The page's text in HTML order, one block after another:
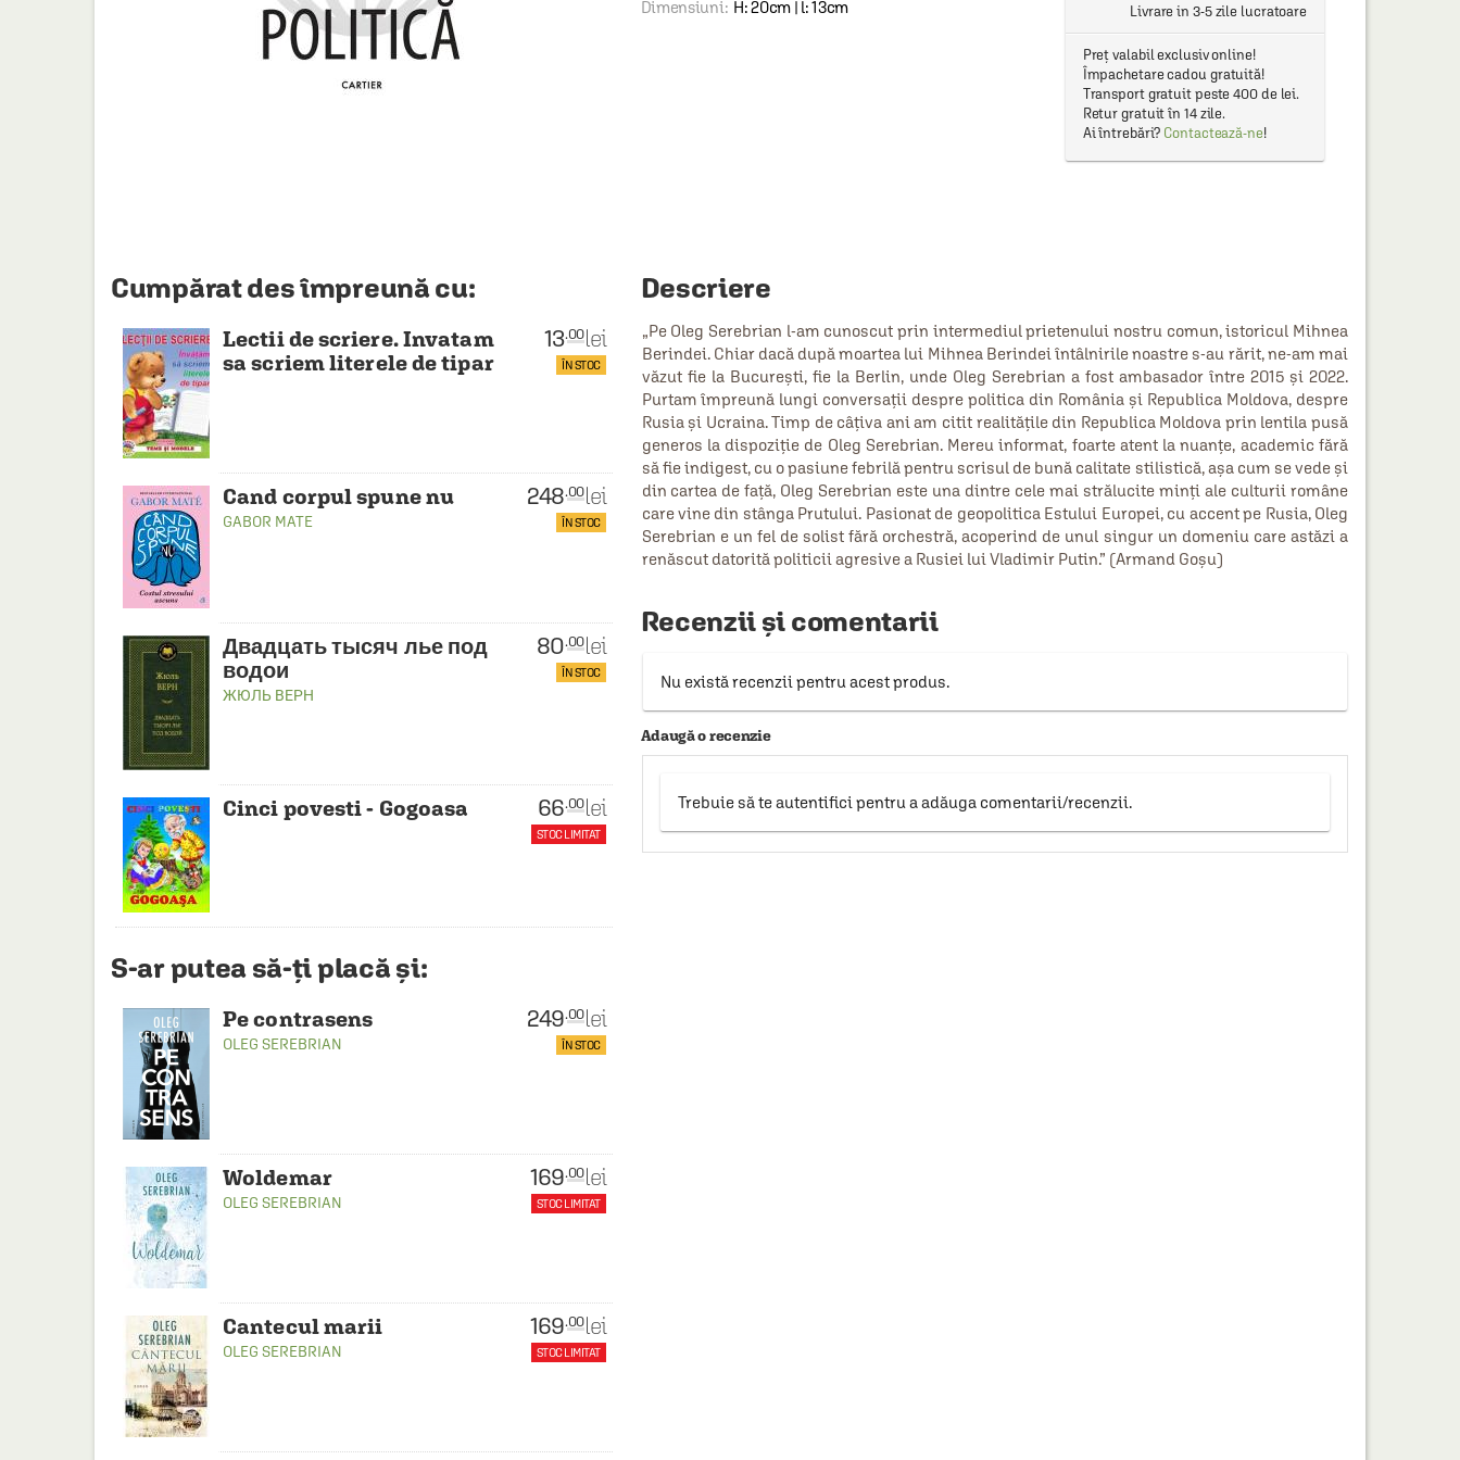
HAINE SI ACCESORII
PROMOȚII ȘI SELECȚII
Dimensiuni: H: 20cm | l: 13cm Livrare in 3-5 zile lucratoare
Preț valabil exclusiv online!
Împachetare cadou gratuită!
Transport gratuit peste 400 de lei.
Retur gratuit în 14 zile.
Ai întrebări? Contactează-ne!
Cumpărat des împreună cu:
Lectii de scriere. Invatam
sa scriem literele de tipar
13.00lei
ÎN STOC
Cand corpul spune nu
GABOR MATE
248.00lei
ÎN STOC
Двадцать тысяч лье под
водои
ЖЮЛЬ ВЕРН
80.00lei
ÎN STOC
Cinci povesti - Gogoasa 66.00lei
STOC LIMITAT
S-ar putea să-ți placă și:
Pe contrasens
OLEG SEREBRIAN
249.00lei
ÎN STOC
Woldemar
OLEG SEREBRIAN
169.00lei
STOC LIMITAT
Cantecul marii
OLEG SEREBRIAN
169.00lei
STOC LIMITAT
Descriere
„Pe Oleg Serebrian l-am cunoscut prin intermediul prietenului nostru comun, istoricul Mihnea
Berindei. Chiar dacă după moartea lui Mihnea Berindei întâlnirile noastre s-au rărit, ne-am mai
văzut fie la București, fie la Berlin, unde Oleg Serebrian a fost ambasador între 2015 și 2022.
Purtam împreună lungi conversații despre politica din România și Republica Moldova, despre
Rusia și Ucraina. Timp de câțiva ani am citit realitățile din Republica Moldova prin lentila pusă
generos la dispoziție de Oleg Serebrian. Mereu informat, foarte atent la nuanțe, academic fără
să fie indigest, cu o pasiune febrilă pentru scrisul de bună calitate stilistică, așa cum se vede și
din cartea de față, Oleg Serebrian este una dintre cele mai strălucite minți ale culturii române
care vine din stânga Prutului. Pasionat de geopolitica Estului Europei, cu accent pe Rusia, Oleg
Serebrian e un fel de solist fără orchestră, acoperind de unul singur un domeniu care astăzi a
renăscut datorită politicii agresive a Rusiei lui Vladimir Putin.” (Armand Goșu)
Recenzii și comentarii
Nu există recenzii pentru acest produs.
Adaugă o recenzie
Trebuie să te autentifici pentru a adăuga comentarii/recenzii.